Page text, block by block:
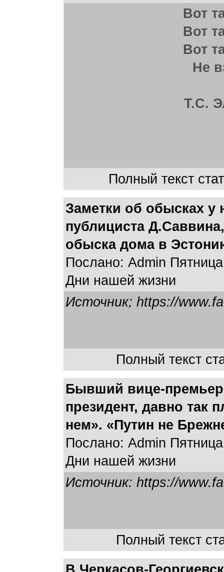
Вот
Вот
Вот
Не
Т.С.
Полный текст
Заметки об обысках у
публициста
обыска дома в
Послано: Admin
Дни нашей жизни
Источник; https://
Полный текст
Бывший вице-
президент, давно так
нем». «Путин не
Послано: Admin
Дни нашей жизни
Источник: https://
Полный текст